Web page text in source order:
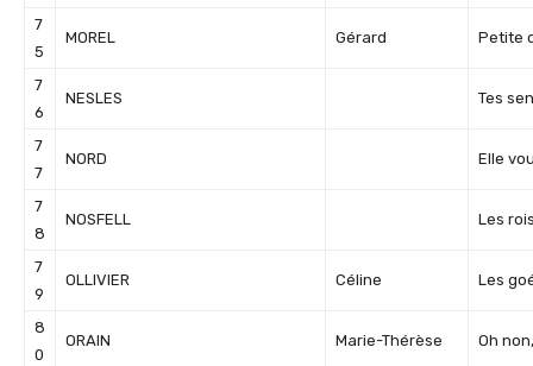
7
5
MOREL Gérard Petite
7
6
NESLES Tes
7
7
NORD Elle
7
8
NOSFELL Les
7
9
OLLIVIER Céline Les
8
0
ORAIN Marie-Thérèse Oh